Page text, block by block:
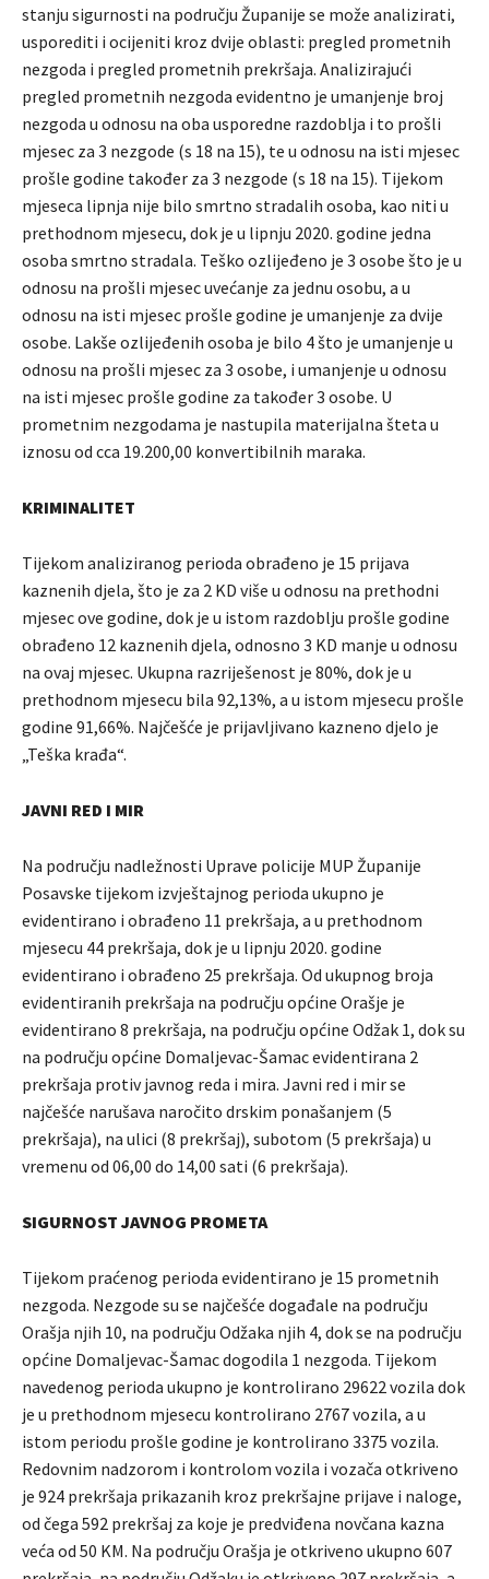
stanju sigurnosti na području Županije se može analizirati,
usporediti i ocijeniti kroz dvije oblasti: pregled prometnih
nezgoda i pregled prometnih prekršaja. Analizirajući
pregled prometnih nezgoda evidentno je umanjenje broj
nezgoda u odnosu na oba usporedne razdoblja i to prošli
mjesec za 3 nezgode (s 18 na 15), te u odnosu na isti mjesec
prošle godine također za 3 nezgode (s 18 na 15). Tijekom
mjeseca lipnja nije bilo smrtno stradalih osoba, kao niti u
prethodnom mjesecu, dok je u lipnju 2020. godine jedna
osoba smrtno stradala. Teško ozlijeđeno je 3 osobe što je u
odnosu na prošli mjesec uvećanje za jednu osobu, a u
odnosu na isti mjesec prošle godine je umanjenje za dvije
osobe. Lakše ozlijeđenih osoba je bilo 4 što je umanjenje u
odnosu na prošli mjesec za 3 osobe, i umanjenje u odnosu
na isti mjesec prošle godine za također 3 osobe. U
prometnim nezgodama je nastupila materijalna šteta u
iznosu od cca 19.200,00 konvertibilnih maraka.
KRIMINALITET
Tijekom analiziranog perioda obrađeno je 15 prijava
kaznenih djela, što je za 2 KD više u odnosu na prethodni
mjesec ove godine, dok je u istom razdoblju prošle godine
obrađeno 12 kaznenih djela, odnosno 3 KD manje u odnosu
na ovaj mjesec. Ukupna razriješenost je 80%, dok je u
prethodnom mjesecu bila 92,13%, a u istom mjesecu prošle
godine 91,66%. Najčešće je prijavljivano kazneno djelo je
„Teška krađa“.
JAVNI RED I MIR
Na području nadležnosti Uprave policije MUP Županije
Posavske tijekom izvještajnog perioda ukupno je
evidentirano i obrađeno 11 prekršaja, a u prethodnom
mjesecu 44 prekršaja, dok je u lipnju 2020. godine
evidentirano i obrađeno 25 prekršaja. Od ukupnog broja
evidentiranih prekršaja na području općine Orašje je
evidentirano 8 prekršaja, na području općine Odžak 1, dok su
na području općine Domaljevac-Šamac evidentirana 2
prekršaja protiv javnog reda i mira. Javni red i mir se
najčešće narušava naročito drskim ponašanjem (5
prekršaja), na ulici (8 prekršaj), subotom (5 prekršaja) u
vremenu od 06,00 do 14,00 sati (6 prekršaja).
SIGURNOST JAVNOG PROMETA
Tijekom praćenog perioda evidentirano je 15 prometnih
nezgoda. Nezgode su se najčešće događale na području
Orašja njih 10, na području Odžaka njih 4, dok se na području
općine Domaljevac-Šamac dogodila 1 nezgoda. Tijekom
navedenog perioda ukupno je kontrolirano 29622 vozila dok
je u prethodnom mjesecu kontrolirano 2767 vozila, a u
istom periodu prošle godine je kontrolirano 3375 vozila.
Redovnim nadzorom i kontrolom vozila i vozača otkriveno
je 924 prekršaja prikazanih kroz prekršajne prijave i naloge,
od čega 592 prekršaj za koje je predviđena novčana kazna
veća od 50 KM. Na području Orašja je otkriveno ukupno 607